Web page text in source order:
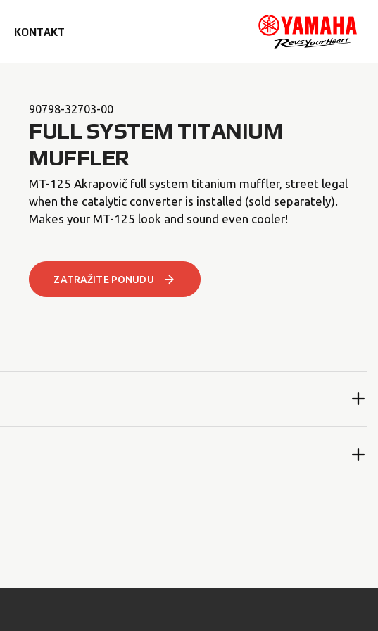
KONTAKT
90798-32703-00
FULL SYSTEM TITANIUM
MUFFLER
MT-125 Akrapovič full system titanium muffler, street legal
when the catalytic converter is installed (sold separately).
Makes your MT-125 look and sound even cooler!
ZATRAŽITE PONUDU